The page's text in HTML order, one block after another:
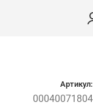
Артикул:
00040071804